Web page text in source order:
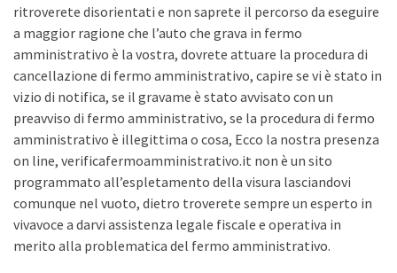
ritroverete disorientati e non saprete il percorso da eseguire
a maggior ragione che l’auto che grava in fermo
amministrativo è la vostra, dovrete attuare la procedura di
cancellazione di fermo amministrativo, capire se vi è stato in
vizio di notifica, se il gravame è stato avvisato con un
preavviso di fermo amministrativo, se la procedura di fermo
amministrativo è illegittima o cosa, Ecco la nostra presenza
on line, verificafermoamministrativo.it non è un sito
programmato all’espletamento della visura lasciandovi
comunque nel vuoto, dietro troverete sempre un esperto in
vivavoce a darvi assistenza legale fiscale e operativa in
merito alla problematica del fermo amministrativo.